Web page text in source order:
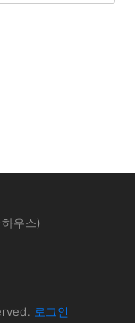
우스)
로그인